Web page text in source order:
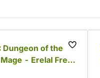
Dungeon of the
- Erelal Freth